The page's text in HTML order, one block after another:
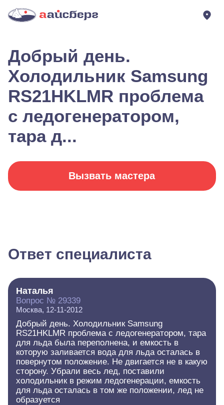
Добрый день.
Холодильник Samsung
RS21HKLMR проблема
с ледогенератором,
тара д...
Вызвать мастера
Ответ специалиста
Наталья
Вопрос № 29339
Москва, 12-11-2012
Добрый день. Холодильник Samsung
RS21HKLMR проблема с ледогенератором, тара
для льда была переполнена, и емкость в
которую заливается вода для льда осталась в
повернутом положение. Не двигается не в какую
сторону. Убрали весь лед, поставили
холодильник в режим ледогенерации, емкость
для льда осталась в том же положении, лед не
образуется